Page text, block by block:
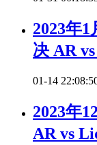
2023年
决 AR
01-14
2023年
AR vs